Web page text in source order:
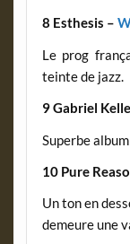
8 Esthesis –
Le prog
teinte de jazz.
9 Gabriel
Superbe
10 Pure
Un ton en
demeure une